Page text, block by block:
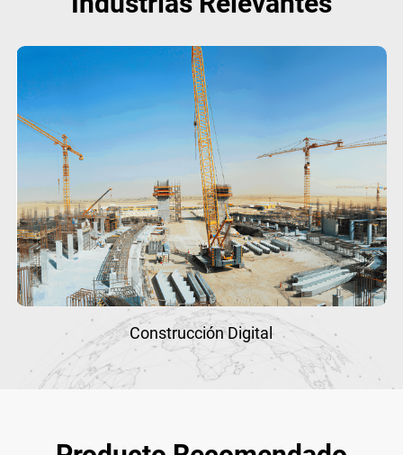
Botones del panel
2*botón de ajuste de la
1*botón de función
Audio en tableta
Altavoces duales y micrófono
integrados
Cámara de la
Cámara frontal de 8
megapíxeles, cámara trasera
de 16 megapíxeles (opcional)
Dimensión AT360 Φ147×67,7mm
Conector AT360 Conector hembra TNC
Peso del AT360 ≤500 g
Temperatura de
funcionamiento del
AT360
de -40 °C a +70 °C
Construcción Digital